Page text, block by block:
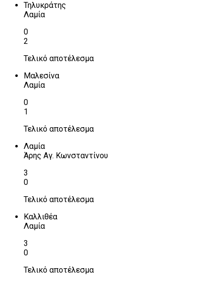
Τηλυκράτης
Λαμία
0
2
Τελικό αποτέλεσμα
Μαλεσίνα
Λαμία
0
1
Τελικό αποτέλεσμα
Λαμία
Άρης Αγ. Κωνσταντίνου
3
0
Τελικό αποτέλεσμα
Καλλιθέα
Λαμία
3
0
Τελικό αποτέλεσμα